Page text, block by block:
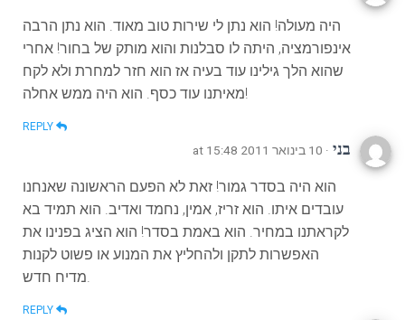
היה מעולה! הוא נתן לי שירות טוב מאוד. הוא נתן הרבה
אינפורמציה, היתה לו סבלנות והוא מותק של בחור! אחרי
שהוא הלך גילינו עוד בעיה אז הוא חזר למחרת ולא לקח
מאיתנו עוד כסף. הוא היה ממש אחלה!
בני · 10 בינואר 2011 at 15:48
הוא היה בסדר גמור! זאת לא הפעם הראשונה שאנחנו
עובדים איתו. הוא זריז, אמין, נחמד ואדיב. הוא תמיד בא
לקראתנו במחיר. הוא באמת בסדר! הוא הציג בפנינו את
האפשרות לתקן ולהחליץ את המנוע או פשוט לקנות
מדיח חדש.